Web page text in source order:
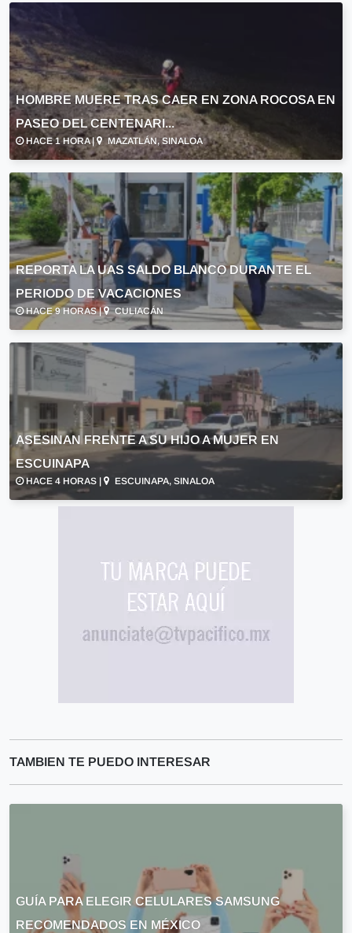
HOMBRE MUERE TRAS CAER EN ZONA ROCOSA EN
PASEO DEL CENTENARI...
HACE 1 HORA | MAZATLÁN, SINALOA
REPORTA LA UAS SALDO BLANCO DURANTE EL
PERIODO DE VACACIONES
HACE 9 HORAS | CULIACÁN
ASESINAN FRENTE A SU HIJO A MUJER EN
ESCUINAPA
HACE 4 HORAS | ESCUINAPA, SINALOA
TAMBIEN TE PUEDO INTERESAR
GUÍA PARA ELEGIR CELULARES SAMSUNG
RECOMENDADOS EN MÉXICO